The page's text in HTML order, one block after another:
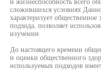
сложившихся условиях
характеризует
подхода, позволяет
изучении
До настоящего времени
и оценки общественного
используемых подходов